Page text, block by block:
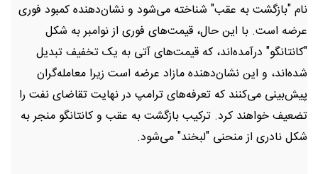
نام "بازگشت به عقب" شناخته می‌شود و نشان‌دهنده کمبود فوری
عرضه است. با این حال، قیمت‌های فوری از نوامبر به شکل
"کانتانگو" درآمده‌اند، که قیمت‌های آتی به یک تخفیف تبدیل
شده‌اند، و این نشان‌دهنده مازاد عرضه است زیرا معامله‌گران
پیش‌بینی می‌کنند که تعرفه‌های ترامپ در نهایت تقاضای نفت را
تضعیف خواهند کرد. ترکیب بازگشت به عقب و کانتانگو منجر به
شکل نادری از منحنی "لبخند" می‌شود.